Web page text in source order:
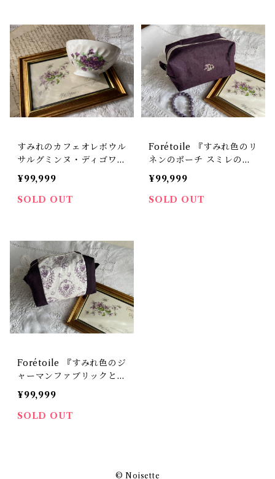
すみれのカフェオレボウル
サルグミンヌ・ディゴワン
ミニ 磁器 フランス【V-5
9】
¥99,999
SOLD OUT
Forétoile 『すみれ色のリ
ネンのポーチ スミレの刺
繡入り』
¥99,999
SOLD OUT
Forétoile 『すみれ色のジ
ャーマンファブリックとリ
ネンのポーチ』
¥99,999
SOLD OUT
© Noisette